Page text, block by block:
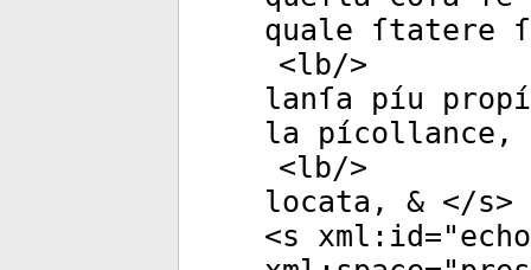
quale ſtatere
<lb/>
lanſa píu
la pícollance,
<lb/>
locata, & </s>
<s xml:id="